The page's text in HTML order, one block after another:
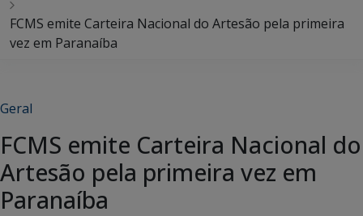
FCMS emite Carteira Nacional do Artesão pela primeira
vez em Paranaíba
Geral
FCMS emite Carteira Nacional do
Artesão pela primeira vez em
Paranaíba